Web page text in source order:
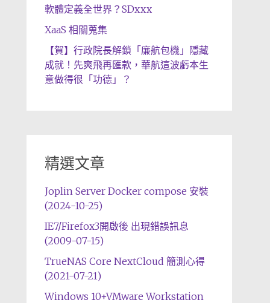
軟體定義全世界？SDxxx
XaaS 相關蒐集
【賀】行政院長解鎖「廉航包機」隱藏
成就！先爽飛再匯款，華航這波虧本生
意做得很「功德」？
精選文章
Joplin Server Docker compose 安裝
(2024-10-25)
IE7/Firefox3開啟後 出現錯誤訊息
(2009-07-15)
TrueNAS Core NextCloud 簡測心得
(2021-07-21)
Windows 10+VMware Workstation